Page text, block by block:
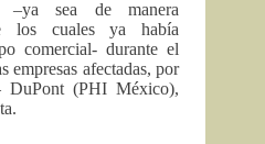
–ya sea de manera
los cuales ya había
comercial- durante el
afectadas, por
DuPont (PHI México),